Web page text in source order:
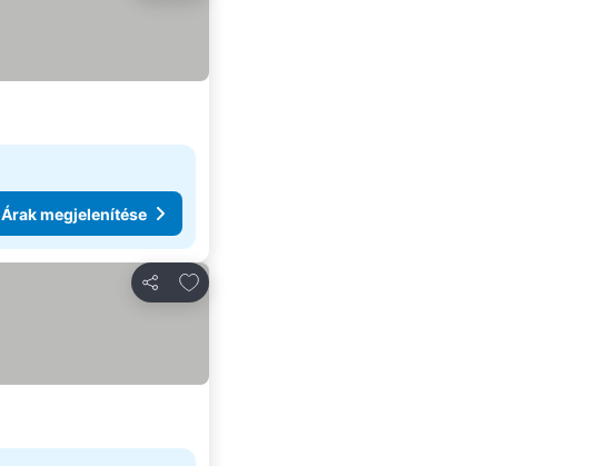
Árak megjelenítése
Megosztás
Hozzáadás a kedvencekhez